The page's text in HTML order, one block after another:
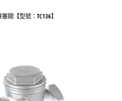
閥【型號：TC136】